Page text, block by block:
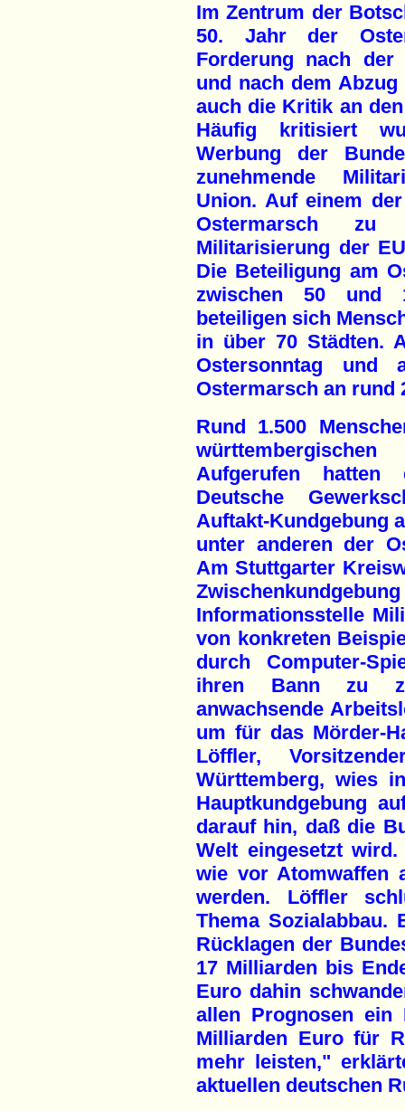
Im Zentrum der
50. Jahr der
Forderung nach der
und nach dem
auch die Kritik an
Häufig kritisiert
Werbung der
zunehmende
Union. Auf einem
Ostermarsch
Militarisierung der
Die Beteiligung am
zwischen 50 und
beteiligen sich
in über 70 Städten.
Ostersonntag und
Ostermarsch an rund
Rund 1.500
Aufgerufen
Deutsche
Auftakt-Kundgebung
unter anderen der
Am Stuttgarter
Informationsstelle
von konkreten
durch Computer-
ihren Bann zu
anwachsende
um für das Mörder-
Löffler,
Württemberg, wies
Hauptkundgebung
darauf hin, daß die
Welt eingesetzt
wie vor Atomwaffen
werden. Löffler
Thema Sozialabbau.
Rücklagen der
17 Milliarden bis
Euro dahin
allen Prognosen ein
Milliarden Euro für
mehr leisten,"
aktuellen deutschen